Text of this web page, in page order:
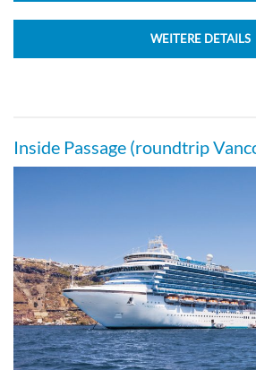
WEITERE DETAILS
Inside Passage (roundtrip